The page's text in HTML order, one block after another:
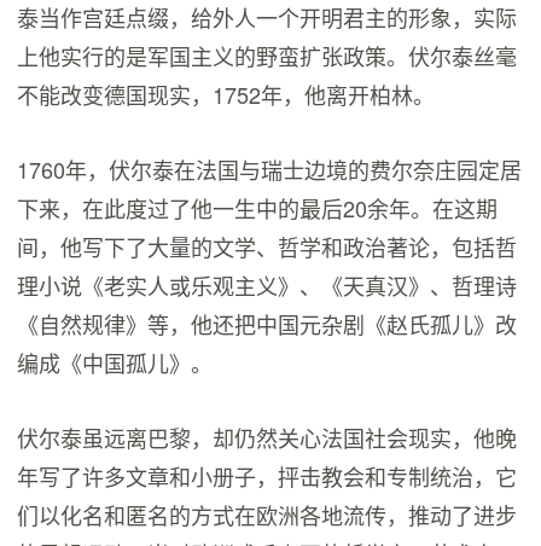
泰当作宫廷点缀，给外人一个开明君主的形象，实际
上他实行的是军国主义的野蛮扩张政策。伏尔泰丝毫
不能改变德国现实，1752年，他离开柏林。
1760年，伏尔泰在法国与瑞士边境的费尔奈庄园定居
下来，在此度过了他一生中的最后20余年。在这期
间，他写下了大量的文学、哲学和政治著论，包括哲
理小说《老实人或乐观主义》、《天真汉》、哲理诗
《自然规律》等，他还把中国元杂剧《赵氏孤儿》改
编成《中国孤儿》。
伏尔泰虽远离巴黎，却仍然关心法国社会现实，他晚
年写了许多文章和小册子，抨击教会和专制统治，它
们以化名和匿名的方式在欧洲各地流传，推动了进步